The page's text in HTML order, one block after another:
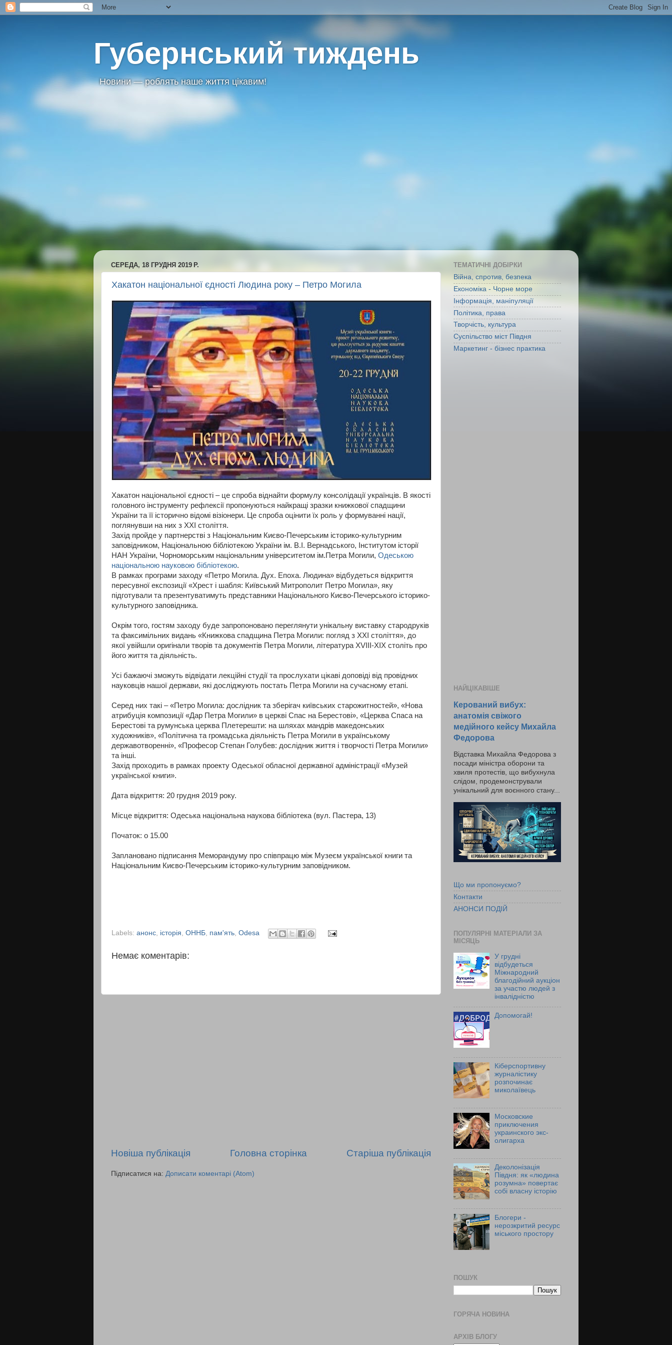
Губернський тиждень
Новини — роблять наше життя цікавим!
СЕРЕДА, 18 ГРУДНЯ 2019 Р.
Хакатон національної єдності Людина року – Петро Могила
Хакатон національної єдності – це спроба віднайти формулу консолідації українців. В якості
головного інструменту рефлексії пропонуються найкращі зразки книжкової спадщини
України та її історично відомі візіонери. Це спроба оцінити їх роль у формуванні нації,
поглянувши на них з XXI століття.
Захід пройде у партнерстві з Національним Києво-Печерським історико-культурним
заповідником, Національною бібліотекою України ім. В.І. Вернадського, Інститутом історії
НАН України, Чорноморським національним університетом ім.Петра Могили, Одеською
національною науковою бібліотекою.
В рамках програми заходу «Петро Могила. Дух. Епоха. Людина» відбудеться відкриття
пересувної експозиції «Хрест і шабля: Київський Митрополит Петро Могила», яку
підготували та презентуватимуть представники Національного Києво-Печерського історико-
культурного заповідника.
Окрім того, гостям заходу буде запропоновано переглянути унікальну виставку стародруків
та факсимільних видань «Книжкова спадщина Петра Могили: погляд з XXI століття», до
якої увійшли оригінали творів та документів Петра Могили, література XVIII-XIX століть про
його життя та діяльність.
Усі бажаючі зможуть відвідати лекційні студії та прослухати цікаві доповіді від провідних
науковців нашої держави, які досліджують постать Петра Могили на сучасному етапі.
Серед них такі – «Петро Могила: дослідник та зберігач київських старожитностей», «Нова
атрибуція композиції «Дар Петра Могили» в церкві Спас на Берестові», «Церква Спаса на
Берестові та румунська церква Плетерешти: на шляхах мандрів македонських
художників», «Політична та громадська діяльність Петра Могили в українському
державотворенні», «Професор Степан Голубев: дослідник життя і творчості Петра Могили»
та інші.
Захід проходить в рамках проекту Одеської обласної державної адміністрації «Музей
української книги».
Дата відкриття: 20 грудня 2019 року.
Місце відкриття: Одеська національна наукова бібліотека (вул. Пастера, 13)
Початок: о 15.00
Заплановано підписання Меморандуму про співпрацю між Музеєм української книги та
Національним Києво-Печерським історико-культурним заповідником.
Labels: анонс історія ОННБ пам'ять Odesa
Немає коментарів:
Новіша публікація Старіша публікація
Головна сторінка
Підписатися на: Дописати коментарі (Atom)
ТЕМАТИЧНІ ДОБІРКИ
Війна, спротив, безпека
Економіка - Чорне море
Інформація, маніпуляції
Політика, права
Творчість, культура
Суспільство міст Півдня
Маркетинг - бізнес практика
НАЙЦІКАВІШЕ
Керований вибух:
анатомія свіжого
медійного кейсу Михайла
Федорова
Відставка Михайла Федорова з
посади міністра оборони та
хвиля протестів, що вибухнула
слідом, продемонстрували
унікальний для воєнного стану...
Що ми пропонуємо?
Контакти
АНОНСИ ПОДІЙ
ПОПУЛЯРНІ МАТЕРІАЛИ ЗА
МІСЯЦЬ
У грудні
відбудеться
Міжнародний
благодійний аукціон
за участю людей з
інвалідністю
Допомогай!
Кіберспортивну
журналістику
розпочинає
миколаївець
Московские
приключения
украинского экс-
олигарха
Деколонізація
Півдня: як «людина
розумна» повертає
собі власну історію
Блогери -
нерозкритий ресурс
міського простору
ПОШУК
ГОРЯЧА НОВИНА
АРХІВ БЛОГУ